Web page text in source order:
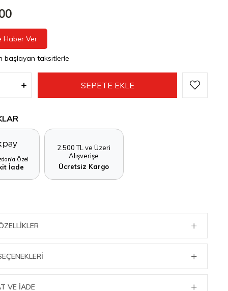
Haber Ver
başlayan taksitlerle
Özel
İade
2.500 TL ve Üzeri
Alışverişe
Ücretsiz Kargo
VE İADE